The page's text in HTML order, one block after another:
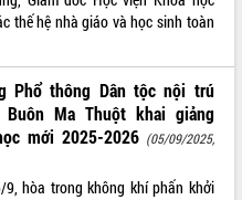
thế hệ nhà giáo và học sinh toàn
Phổ thông Dân tộc nội trú
Buôn Ma Thuột khai giảng
mới 2025-2026 (05/09/2025,
9, hòa trong không khí phấn khởi